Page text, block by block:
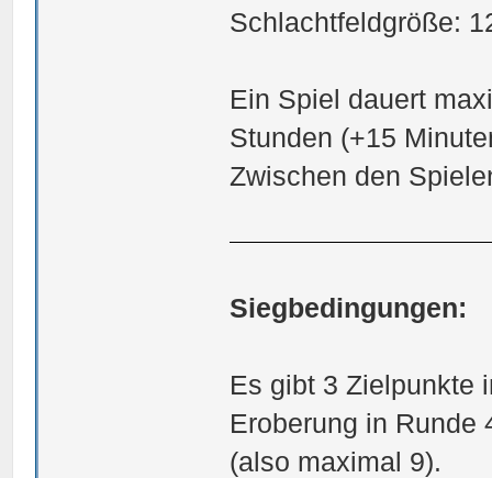
Schlachtfeldgröße:
Ein Spiel dauert
Stunden (+15
Zwischen den
Siegbedingungen:
Es gibt 3 Zielpunkte
Eroberung in Runde
(also maximal 9).